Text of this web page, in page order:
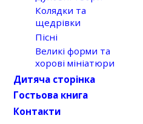
Колядки та
щедрівки
Пісні
Великі форми та
хорові мініатюри
Дитяча сторінка
Гостьова книга
Контакти